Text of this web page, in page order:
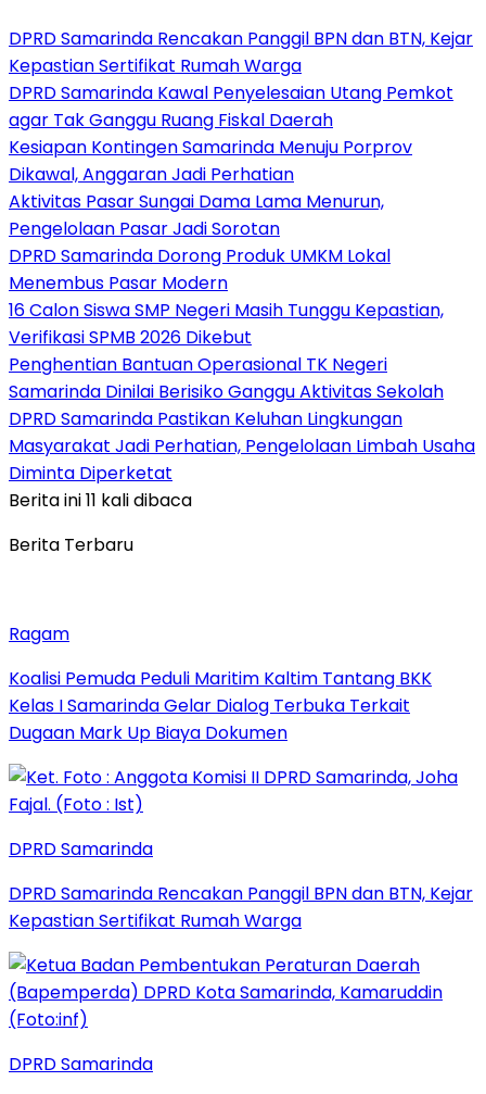
DPRD Samarinda Rencakan Panggil BPN dan BTN, Kejar
Kepastian Sertifikat Rumah Warga
DPRD Samarinda Kawal Penyelesaian Utang Pemkot
agar Tak Ganggu Ruang Fiskal Daerah
Kesiapan Kontingen Samarinda Menuju Porprov
Dikawal, Anggaran Jadi Perhatian
Aktivitas Pasar Sungai Dama Lama Menurun,
Pengelolaan Pasar Jadi Sorotan
DPRD Samarinda Dorong Produk UMKM Lokal
Menembus Pasar Modern
16 Calon Siswa SMP Negeri Masih Tunggu Kepastian,
Verifikasi SPMB 2026 Dikebut
Penghentian Bantuan Operasional TK Negeri
Samarinda Dinilai Berisiko Ganggu Aktivitas Sekolah
DPRD Samarinda Pastikan Keluhan Lingkungan
Masyarakat Jadi Perhatian, Pengelolaan Limbah Usaha
Diminta Diperketat
Berita ini 11 kali dibaca
Berita Terbaru
Ragam
Koalisi Pemuda Peduli Maritim Kaltim Tantang BKK
Kelas I Samarinda Gelar Dialog Terbuka Terkait
Dugaan Mark Up Biaya Dokumen
DPRD Samarinda
DPRD Samarinda Rencakan Panggil BPN dan BTN, Kejar
Kepastian Sertifikat Rumah Warga
DPRD Samarinda